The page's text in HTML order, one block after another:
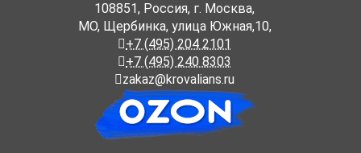
108851, Россия, г. Москва,
МО, Щербинка, улица Южная,10,
+7 (495) 204 2101
+7 (495) 240 8303
zakaz@krovalians.ru